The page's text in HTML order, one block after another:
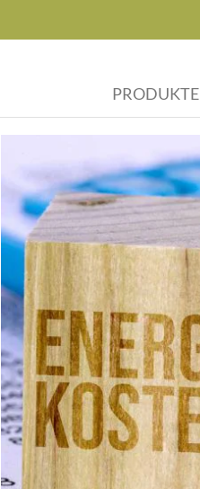
PRODUKTE